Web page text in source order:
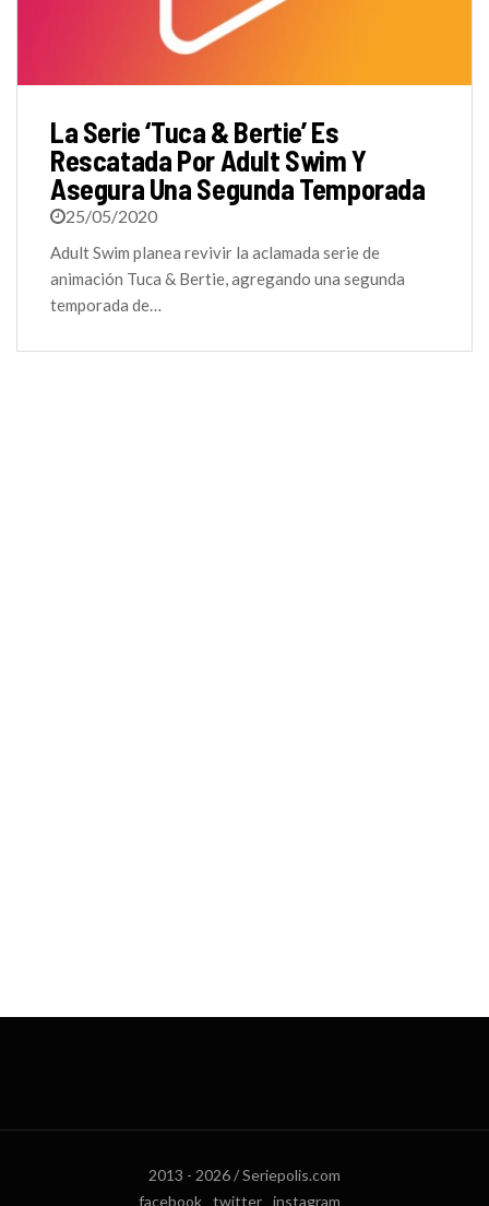
La Serie ‘Tuca & Bertie’ Es
Rescatada Por Adult Swim Y
Asegura Una Segunda Temporada
25/05/2020
Adult Swim planea revivir la aclamada serie de
animación Tuca & Bertie, agregando una segunda
temporada de…
2013 - 2026 / Seriepolis.com
facebook
twitter instagram